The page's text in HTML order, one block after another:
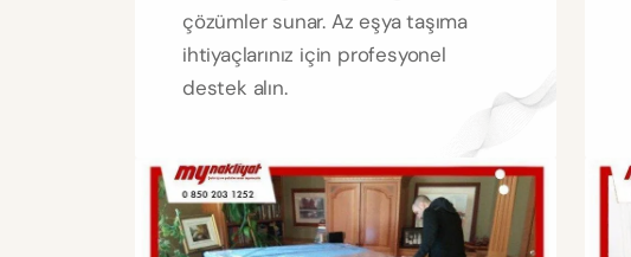
çözümler sunar. Az eşya taşıma
ihtiyaçlarınız için profesyonel
destek alın.